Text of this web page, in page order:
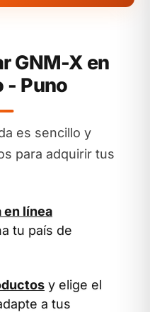
GNM-X en
- Puno
es sencillo y
para adquirir tus
en línea
tu país de
y elige el
a tus